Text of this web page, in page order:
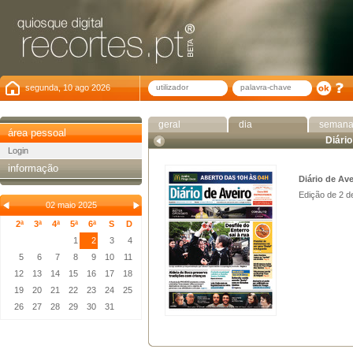
segunda, 10 ago 2026
área pessoal
Login
informação
02 maio 2025
2ª
3ª 4ª 5ª 6ª S
D
1
2 3
4
5
6 7 8 9 10
11
12
13 14 15 16 17
18
19
20 21 22 23 24
25
26
27 28 29 30 31
geral dia
semana
Diário de
Edição de 2